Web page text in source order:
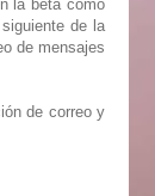
la beta como
de la
de mensajes
de correo y